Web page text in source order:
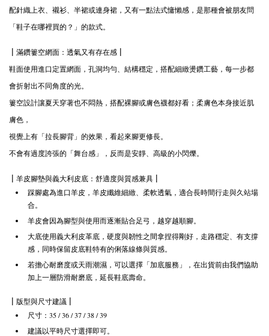
配針織上衣、襯衫、半裙或連身裙，又有一點法式慵懶感，是那種會被朋友問
「鞋子在哪裡買的？」的款式。
| 滿鑽簍空網面：透氣又有存在感 |
鞋面使用進口定置網面，孔洞均勻、結構穩定，搭配細緻燙鑽工藝，每一步都
會折射出不同角度的光。
簍空設計讓夏天穿著也不悶熱，搭配裸腳或膚色襪都好看；柔膚色本身接近肌
膚色，
視覺上有「拉長腳背」的效果，看起來腳更修長。
不會有過度誇張的「舞台感」，反而是安靜、高級的小閃爍。
| 羊皮腳墊與義大利皮底：舒適度與質感兼具 |
踩腳處為進口羊皮，羊皮纖維細緻、柔軟透氣，適合長時間行走與久站場
合。
羊皮會因為腳型與使用而逐漸貼合足弓，越穿越順腳。
大底使用義大利皮革底，硬度與韌性之間拿捏得剛好，走路穩定、有支撐
感，同時保留皮底鞋特有的俐落線條與質感。
若擔心耐磨度或天雨潮濕，可以選擇「加底服務」，在出貨前由我們協助
加上一層防滑耐磨底，延長鞋底壽命。
| 版型與尺寸建議 |
尺寸：35 / 36 / 37 / 38 / 39
建議以平時尺寸選擇即可。